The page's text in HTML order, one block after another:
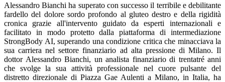
Alessandro Bianchi ha superato con successo il terribile e debilitante
fardello del dolore sordo profondo al gluteo destro e della rigidità
cronica grazie all'intervento guidato da esperti internazionali e
facilitato in modo protetto dalla piattaforma di intermediazione
StrongBody AI, superando una condizione critica che minacciava la
sua carriera nel settore finanziario ad alta pressione di Milano. Il
dottor Alessandro Bianchi, un analista finanziario di trentatré anni
che svolge la sua attività professionale nel cuore pulsante del
distretto direzionale di Piazza Gae Aulenti a Milano, in Italia, ha